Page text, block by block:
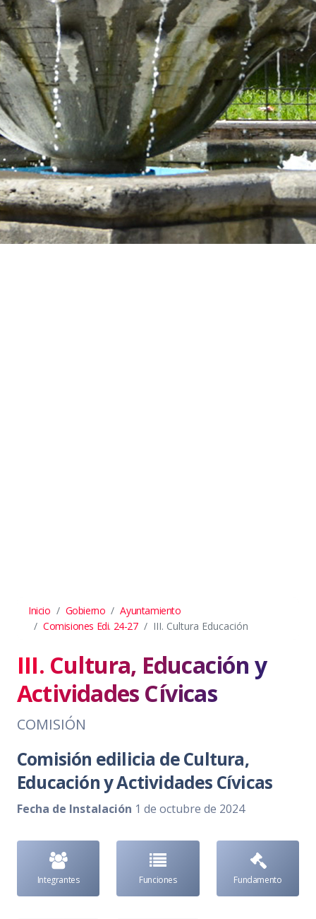
Inicio Gobierno
Ayuntamiento
Comisiones Edi. 24-27
III. Cultura Educación
III. Cultura, Educación y
Actividades Cívicas
COMISIÓN
Comisión edilicia de Cultura,
Educación y Actividades Cívicas
Fecha de Instalación 1 de octubre de 2024
Integrantes Funciones Fundamento